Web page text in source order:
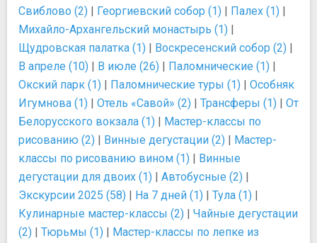
Свиблово (2) | Георгиевский собор (1) | Палех (1) |
Михайло-Архангельский монастырь (1) |
Щудровская палатка (1) | Воскресенский собор (2) |
В апреле (10) | В июле (26) | Паломнические (1) |
Окский парк (1) | Паломнические туры (1) | Особняк
Игумнова (1) | Отель «Савой» (2) | Трансферы (1) | От
Белорусского вокзала (1) | Мастер-классы по
рисованию (2) | Винные дегустации (2) | Мастер-
классы по рисованию вином (1) | Винные
дегустации для двоих (1) | Автобусные (2) |
Экскурсии 2025 (58) | На 7 дней (1) | Тула (1) |
Кулинарные мастер-классы (2) | Чайные дегустации
(2) | Тюрьмы (1) | Мастер-классы по лепке из